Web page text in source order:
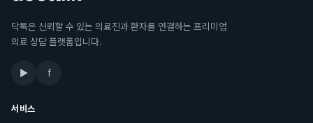
닥톡은 신뢰할 수 있는 의료진과 환자를 연결하는 프리미엄
의료 상담 플랫폼입니다.
▶ f
서비스